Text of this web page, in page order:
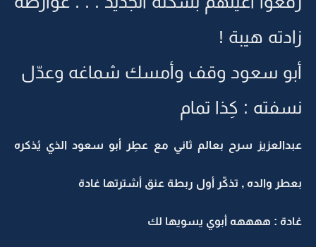
زادته هيبة !
أبو سعود وقف وأمسك شماغه وعدّل
نسفته : كِذا تمام
عبدالعزيز سرح بعالم ثاني مع عطِر أبو سعود الذي يُذكره
بعطر والده , تذكّر أول ربطة عنق أشترتها غادة
غادة : ههههه أبوي يسويها لك